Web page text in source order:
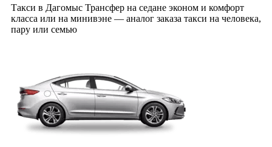
Такси в Дагомыс Трансфер на седане эконом и комфорт
класса или на минивэне — аналог заказа такси на человека,
пару или семью